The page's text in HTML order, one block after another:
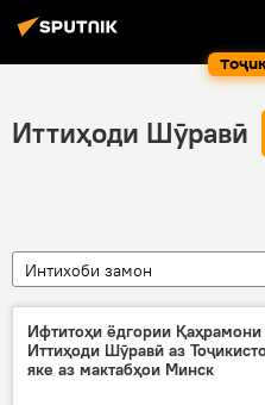
Иттиҳоди Шӯравӣ
Интихоби замон
Ифтитоҳи ёдгории Қаҳрамони
Иттиҳоди Шӯравӣ аз
яке аз мактабҳои Минск